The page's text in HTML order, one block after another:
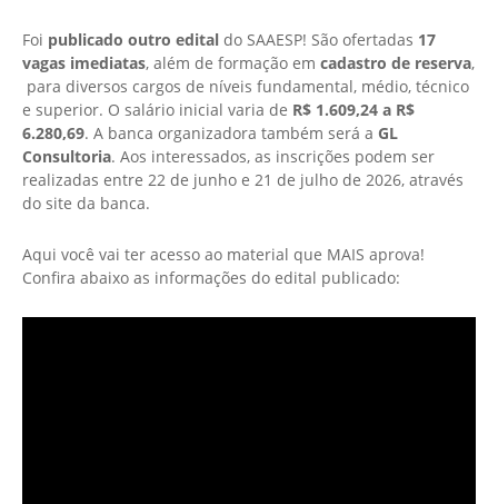
Foi publicado outro edital do ​SAAESP! São ofertadas 17
vagas imediatas, além de formação em cadastro de reserva,
para diversos cargos de níveis fundamental, médio, técnico
e superior. O salário inicial varia de R$ 1.609,24 a R$
6.280,69. A banca organizadora também será a GL
Consultoria. Aos interessados, as inscrições podem ser
realizadas entre 22 de junho e 21 de julho de 2026, através
do site da banca.
Aqui você vai ter acesso ao material que MAIS aprova!
Confira abaixo as informações do edital publicado: